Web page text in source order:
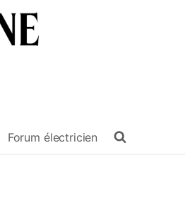
Forum électricien